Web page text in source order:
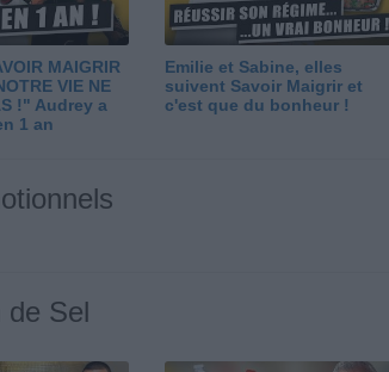
MAIGRIR
VIE NE
!" Audrey a
1 an
Emilie et Sabine, elles
suivent Savoir Maigrir et
c'est que du bonheur !
de Sel